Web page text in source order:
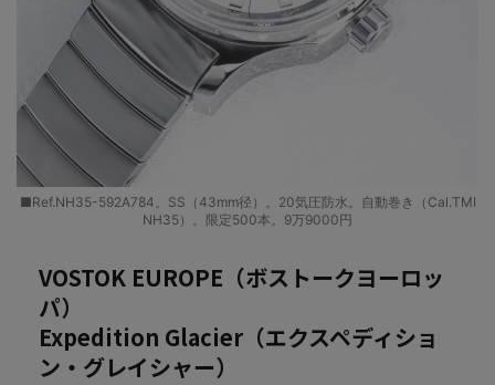
■Ref.NH35-592A784。SS（43mm径）。20気圧防水。自動巻き（Cal.TMI
NH35）。限定500本。9万9000円
VOSTOK EUROPE（ボストークヨーロッ
パ）
Expedition Glacier（エクスペディショ
ン・グレイシャー）